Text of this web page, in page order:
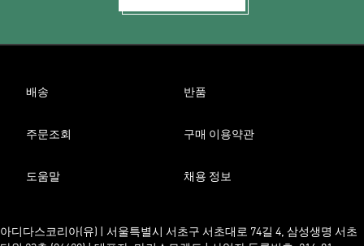
배송 반품
주문조회 구매 이용약관
도움말 채용 정보
아디다스코리아(유) | 서울특별시 서초구 서초대로 74길 4, 삼성생명 서초